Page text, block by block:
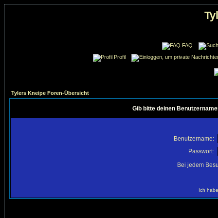
FAQ
Profil
Tylers Kneipe Foren-Übersicht
Gib bitte deinen
Benutzername:
Passwort:
Bei jedem
Ich